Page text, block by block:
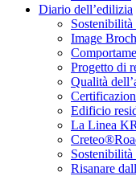
Diario dell’edilizia
Sostenibilità
Image
Progetto di
Qualità
Edificio
La Linea
Sostenibilità
Risanare